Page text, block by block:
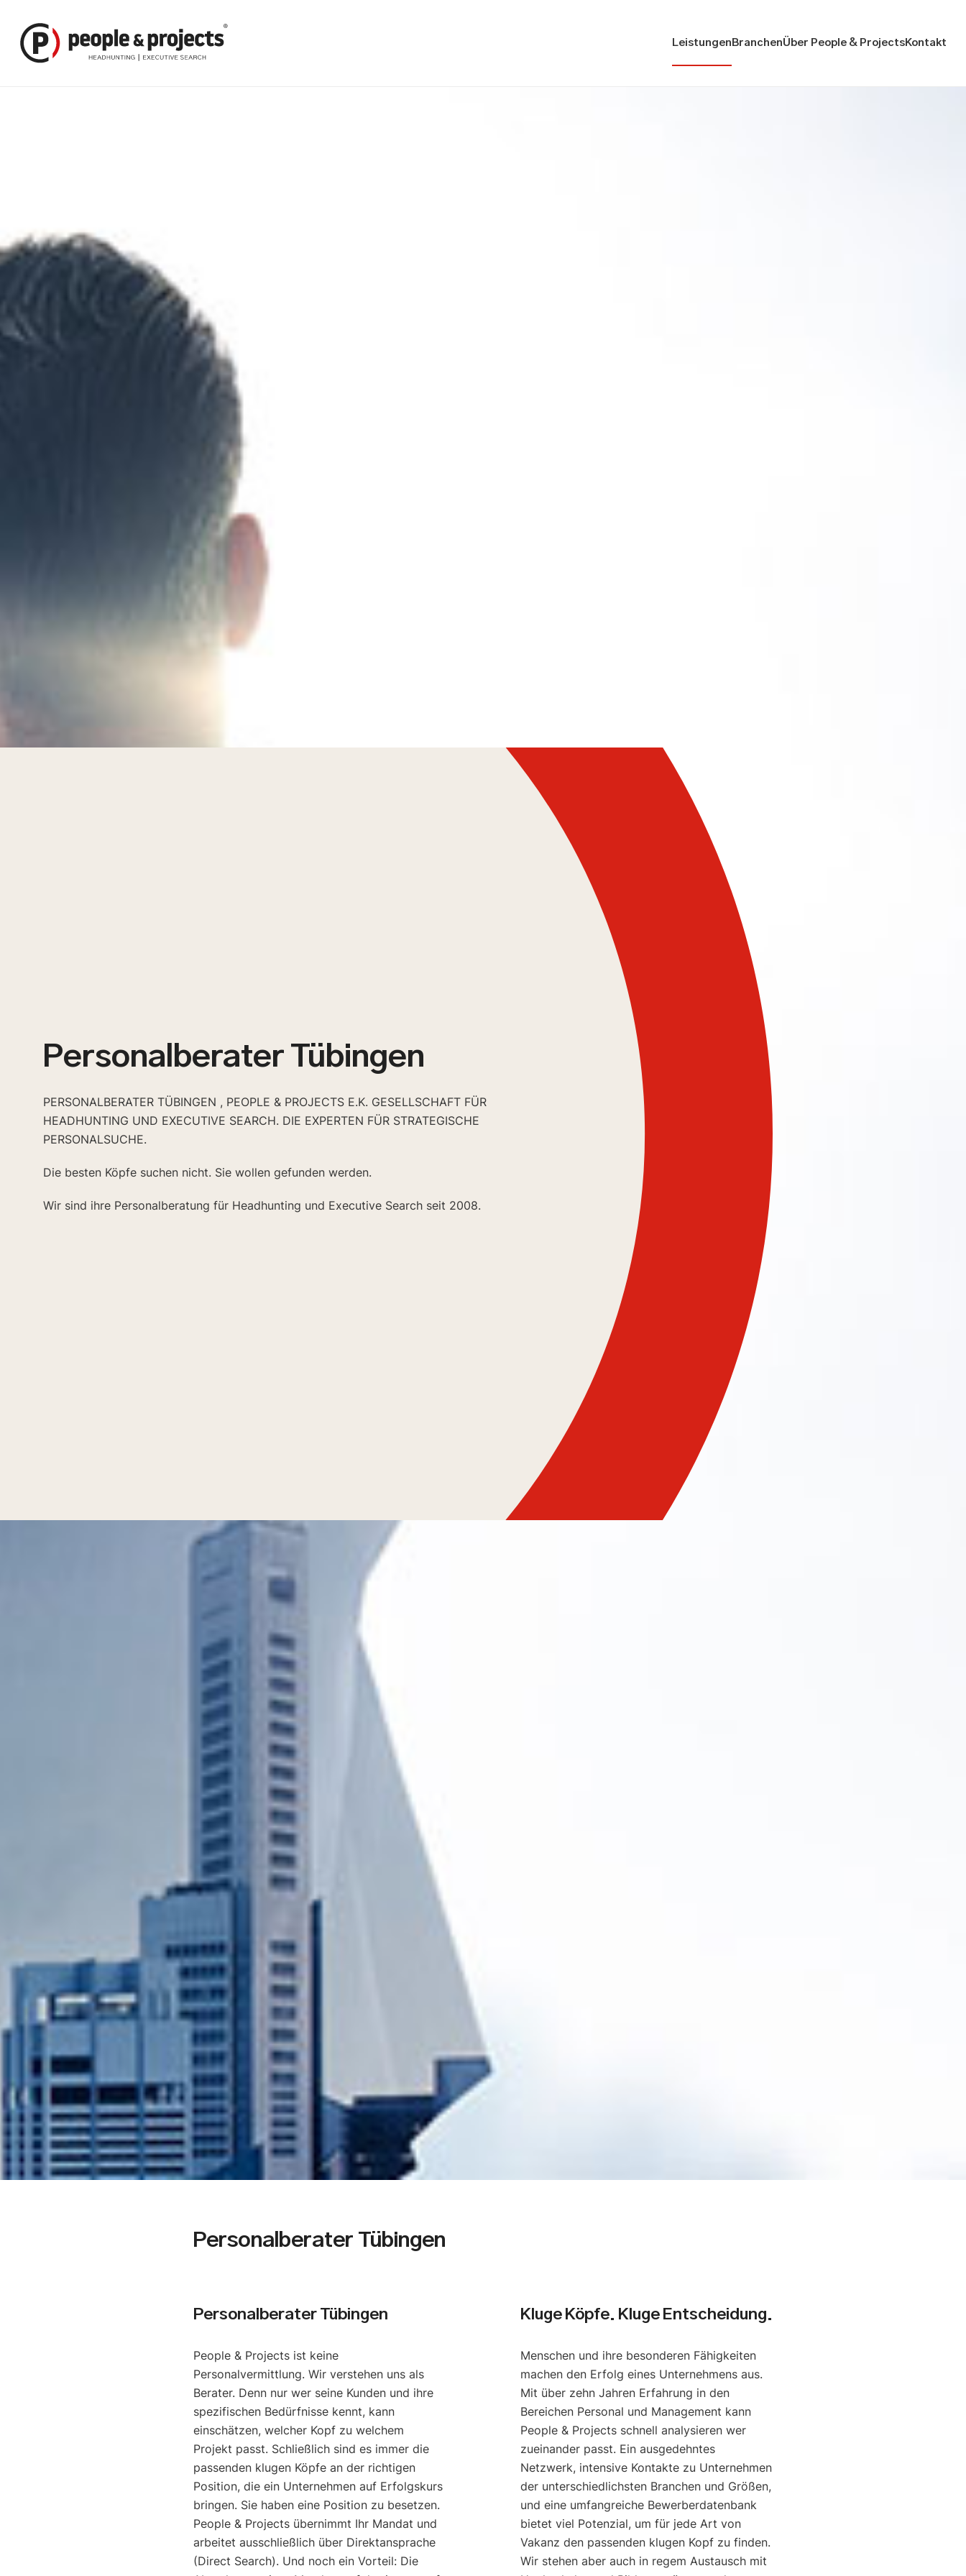
Leistungen BranchenÜber People & Projects Kontakt
Personalberater Tübingen
PERSONALBERATER TÜBINGEN , PEOPLE & PROJECTS E.K. GESELLSCHAFT FÜR
HEADHUNTING UND EXECUTIVE SEARCH. DIE EXPERTEN FÜR STRATEGISCHE
PERSONALSUCHE.
Die besten Köpfe suchen nicht. Sie wollen gefunden werden.
Wir sind ihre Personalberatung für Headhunting und Executive Search seit 2008.
Personalberater Tübingen
Personalberater Tübingen
People & Projects ist keine
Personalvermittlung. Wir verstehen uns als
Berater. Denn nur wer seine Kunden und ihre
spezifischen Bedürfnisse kennt, kann
einschätzen, welcher Kopf zu welchem
Projekt passt. Schließlich sind es immer die
passenden klugen Köpfe an der richtigen
Position, die ein Unternehmen auf Erfolgskurs
bringen. Sie haben eine Position zu besetzen.
People & Projects übernimmt Ihr Mandat und
arbeitet ausschließlich über Direktansprache
(Direct Search). Und noch ein Vorteil: Die
Kluge Köpfe. Kluge Entscheidung.
Menschen und ihre besonderen Fähigkeiten
machen den Erfolg eines Unternehmens aus.
Mit über zehn Jahren Erfahrung in den
Bereichen Personal und Management kann
People & Projects schnell analysieren wer
zueinander passt. Ein ausgedehntes
Netzwerk, intensive Kontakte zu Unternehmen
der unterschiedlichsten Branchen und Größen,
und eine umfangreiche Bewerberdatenbank
bietet viel Potenzial, um für jede Art von
Vakanz den passenden klugen Kopf zu finden.
Wir stehen aber auch in regem Austausch mit